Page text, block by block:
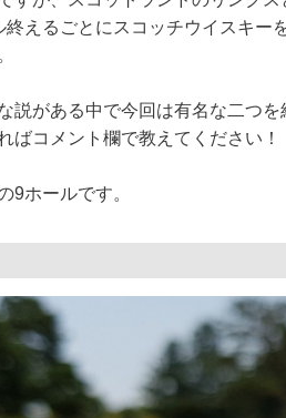
終えるごとにスコッチウイスキー
説がある中で今回は有名な二つ
ばコメント欄で教えてください！
9ホールです。